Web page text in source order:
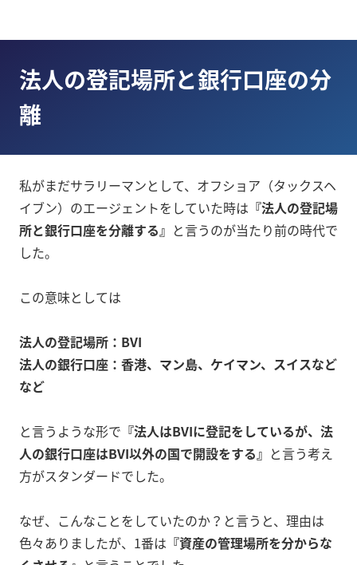
法人の登記場所と銀行口座の分
離
私がまだサラリーマンとして、オフショア（タックスヘ
イブン）のエージェントをしていた時は 『法人の登記場
所と銀行口座を分離する』 と言うのが当たり前の時代で
した。
この意味としては
法人の登記場所：BVI
法人の銀行口座：香港、マン島、ケイマン、スイスなど
など
と言うような形で 『法人はBVIに登記をしているが、法
人の銀行口座はBVI以外の国で開設をする』 と言う考え
方がスタンダードでした。
なぜ、こんなことをしていたのか？と言うと、理由は
色々ありましたが、1番は 『資産の管理場所を分からな